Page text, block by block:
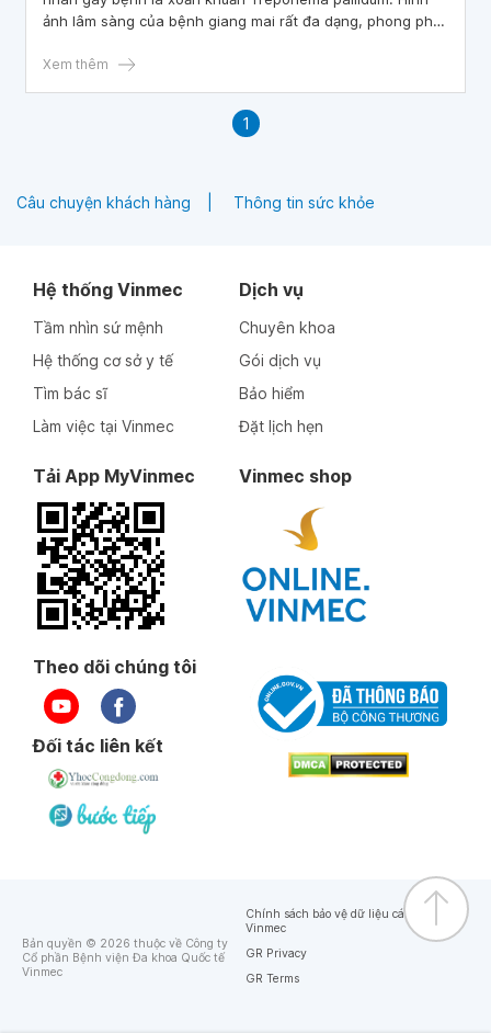
ảnh lâm sàng của bệnh giang mai rất đa dạng, phong phú
những sang thương trên cơ quan sinh dục ngoài.
Xem thêm
1
Câu chuyện khách hàng Thông tin sức khỏe
Hệ thống Vinmec
Tầm nhìn sứ mệnh
Hệ thống cơ sở y tế
Tìm bác sĩ
Làm việc tại Vinmec
Dịch vụ
Chuyên khoa
Gói dịch vụ
Bảo hiểm
Đặt lịch hẹn
Tải App MyVinmec Vinmec shop
Theo dõi chúng tôi
Đối tác liên kết
Bản quyền © 2026 thuộc về Công ty
Cổ phần Bệnh viện Đa khoa Quốc tế
Vinmec
Chính sách bảo vệ dữ liệu cá nhân của
Vinmec
GR Privacy
GR Terms